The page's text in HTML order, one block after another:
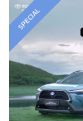
SPECIAL